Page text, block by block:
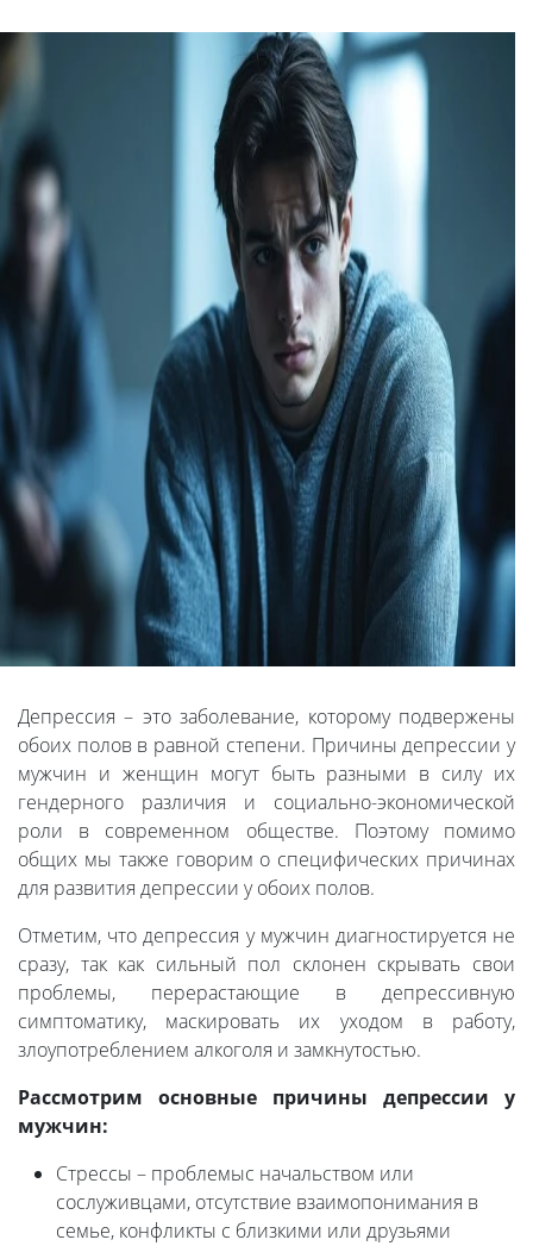
Депрессия – это заболевание, которому подвержены
обоих полов в равной степени. Причины депрессии у
мужчин и женщин могут быть разными в силу их
гендерного различия и социально-экономической
роли в современном обществе. Поэтому помимо
общих мы также говорим о специфических причинах
для развития депрессии у обоих полов.
Отметим, что депрессия у мужчин диагностируется не
сразу, так как сильный пол склонен скрывать свои
проблемы, перерастающие в депрессивную
симптоматику, маскировать их уходом в работу,
злоупотреблением алкоголя и замкнутостью.
Рассмотрим основные причины депрессии у
мужчин:
Стрессы – проблемыс начальством или
сослуживцами, отсутствие взаимопонимания в
семье, конфликты с близкими или друзьями